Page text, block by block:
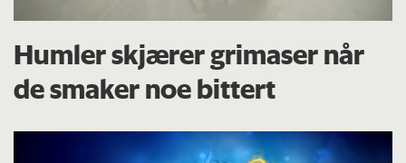
Humler skjærer grimaser når
de smaker noe bittert